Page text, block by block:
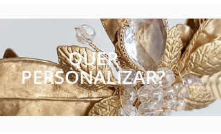
QUER
PERSONALIZAR?